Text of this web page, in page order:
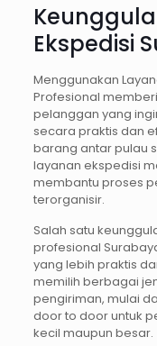
Ekspedisi
Menggunakan
Profesional
pelanggan yang
secara praktis dan
barang antar pulau
layanan ekspedisi
membantu proses
terorganisir.
Salah satu
profesional
yang lebih praktis
memilih berbagai
pengiriman, mulai
door to door untuk
kecil maupun besar.